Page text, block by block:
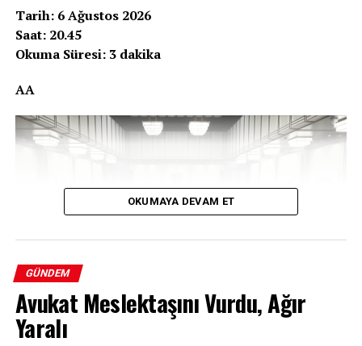
Tarih: 6 Ağustos 2026
Saat: 20.45
Okuma Süresi: 3 dakika
AA
Cumhurbaşkanı Erdoğan başkanlığında Beştepe’de
OKUMAYA DEVAM ET
GÜNDEM
Avukat Meslektaşını Vurdu, Ağır
Yaralı